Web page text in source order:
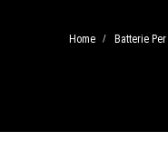
Home / Batterie